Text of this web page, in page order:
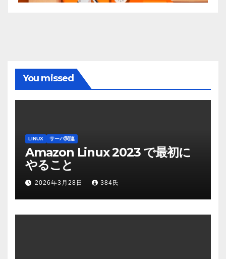
You missed
LINUX サーバ関連
Amazon Linux 2023 で最初に
やること
2026年3月28日 384氏